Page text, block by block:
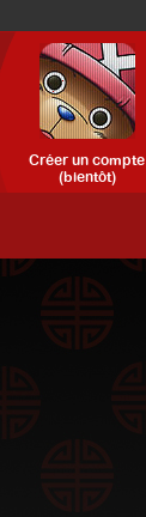
Créer un compte
(bientôt)